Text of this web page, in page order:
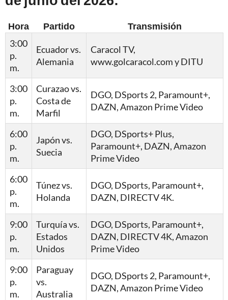
Hora Partido
Transmisión
3:00
p.
m.
Ecuador vs.
Alemania
Caracol TV,
www.golcaracol.com y DITU
3:00
p.
m.
Curazao vs.
Costa de
Marfil
DGO, DSports 2, Paramount+,
DAZN, Amazon Prime Video
6:00
p.
m.
Japón vs.
Suecia
DGO, DSports+ Plus,
Paramount+, DAZN, Amazon
Prime Video
6:00
p.
m.
Túnez vs.
Holanda
DGO, DSports, Paramount+,
DAZN, DIRECTV 4K.
9:00
p.
m.
Turquía vs.
Estados
Unidos
DGO, DSports, Paramount+,
DAZN, DIRECTV 4K, Amazon
Prime Video
9:00
p.
m.
Paraguay
vs.
Australia
DGO, DSports 2, Paramount+,
DAZN, Amazon Prime Video